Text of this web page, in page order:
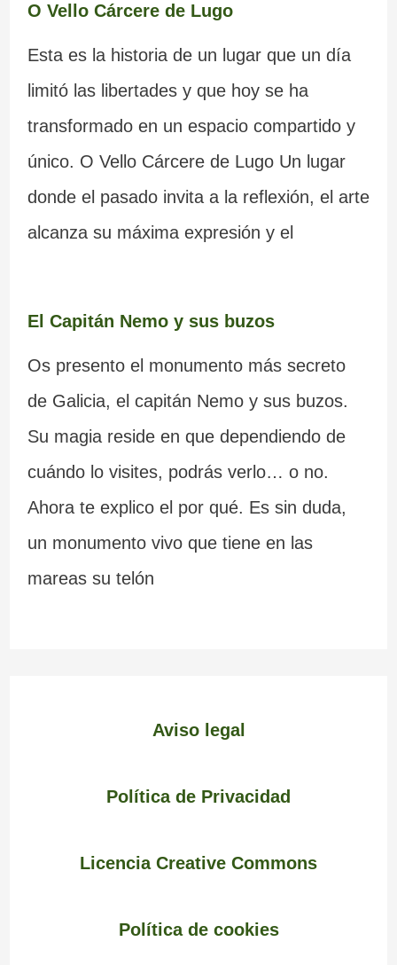
O Vello Cárcere de Lugo
Esta es la historia de un lugar que un día
limitó las libertades y que hoy se ha
transformado en un espacio compartido y
único. O Vello Cárcere de Lugo Un lugar
donde el pasado invita a la reflexión, el arte
alcanza su máxima expresión y el
El Capitán Nemo y sus buzos
Os presento el monumento más secreto
de Galicia, el capitán Nemo y sus buzos.
Su magia reside en que dependiendo de
cuándo lo visites, podrás verlo… o no.
Ahora te explico el por qué. Es sin duda,
un monumento vivo que tiene en las
mareas su telón
Aviso legal
Política de Privacidad
Licencia Creative Commons
Política de cookies